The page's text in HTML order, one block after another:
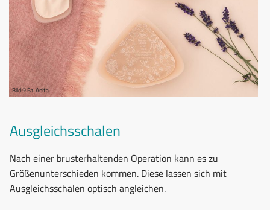
Bild © Fa. Anita
Ausgleichsschalen
Nach einer brusterhaltenden Operation kann es zu
Größenunterschieden kommen. Diese lassen sich mit
Ausgleichsschalen optisch angleichen.